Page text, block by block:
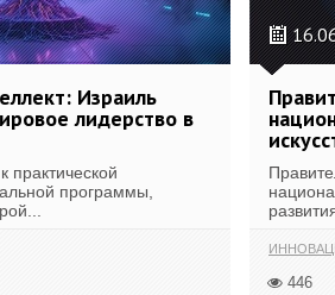
Израиль
лидерство в
практической
программы,
446